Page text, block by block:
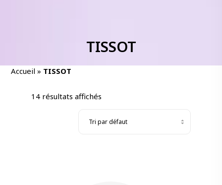
TISSOT
Accueil » TISSOT
14 résultats affichés